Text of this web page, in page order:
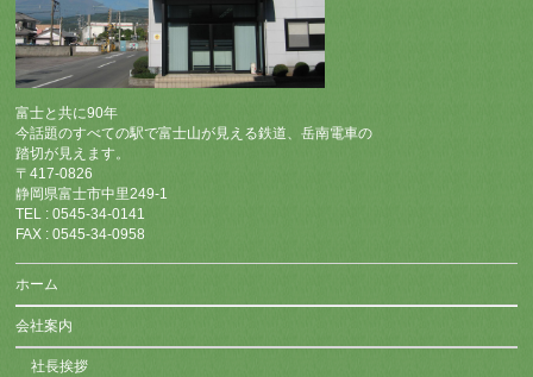
富士と共に90年
今話題のすべての駅で富士山が見える鉄道、岳南電車の
踏切が見えます。
〒417-0826
静岡県富士市中里249-1
TEL : 0545-34-0141
FAX : 0545-34-0958
ホーム
会社案内
社長挨拶